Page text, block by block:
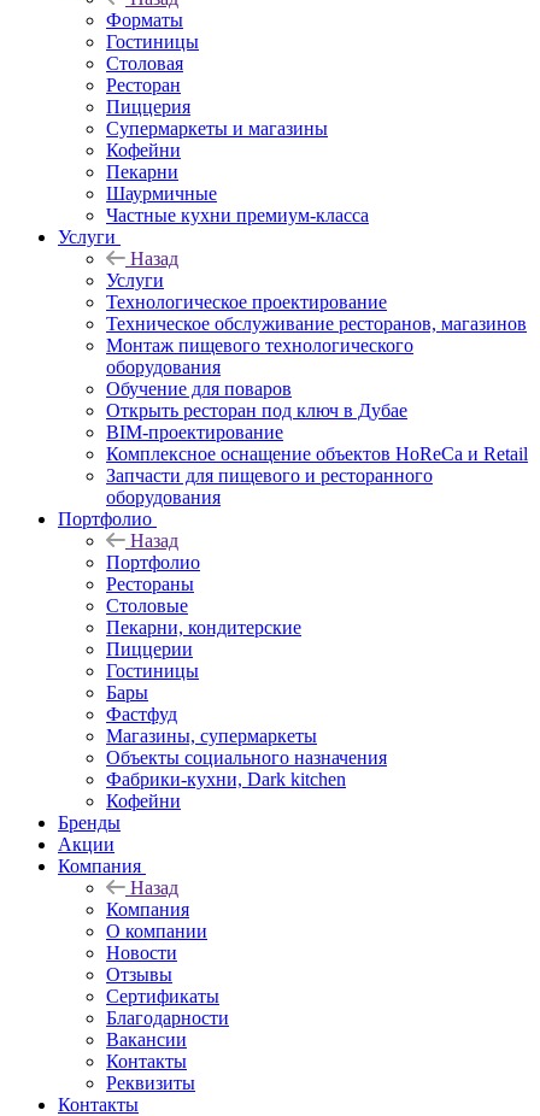
Форматы
Гостиницы
Столовая
Ресторан
Пиццерия
Супермаркеты и магазины
Кофейни
Пекарни
Шаурмичные
Частные кухни премиум-класса
Услуги
Назад
Услуги
Технологическое проектирование
Техническое обслуживание ресторанов, магазинов
Монтаж пищевого технологического
оборудования
Обучение для поваров
Открыть ресторан под ключ в Дубае
BIM-проектирование
Комплексное оснащение объектов HoReCa и Retail
Запчасти для пищевого и ресторанного
оборудования
Портфолио
Назад
Портфолио
Рестораны
Столовые
Пекарни, кондитерские
Пиццерии
Гостиницы
Бары
Фастфуд
Магазины, супермаркеты
Объекты социального назначения
Фабрики-кухни, Dark kitchen
Кофейни
Бренды
Акции
Компания
Назад
Компания
О компании
Новости
Отзывы
Сертификаты
Благодарности
Вакансии
Контакты
Реквизиты
Контакты